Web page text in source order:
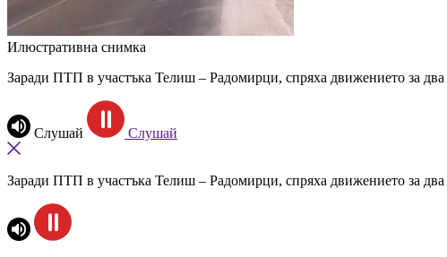
Илюстративна снимка
Заради ПТП в участъка Телиш – Радомирци, спряха движението за два
Слушай Слушай
Заради ПТП в участъка Телиш – Радомирци, спряха движението за два